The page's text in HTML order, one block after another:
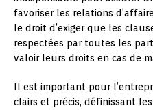
favoriser les relations
le droit d’exiger que les
respectées par toutes les
valoir leurs droits en cas de
Il est important pour
clairs et précis, définissant